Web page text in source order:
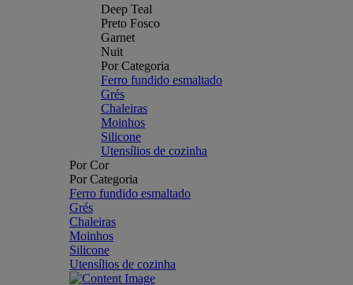
Deep Teal
Preto Fosco
Garnet
Nuit
Por Categoria
Ferro fundido esmaltado
Grés
Chaleiras
Moinhos
Silicone
Utensílios de cozinha
Por Cor
Por Categoria
Ferro fundido esmaltado
Grés
Chaleiras
Moinhos
Silicone
Utensílios de cozinha